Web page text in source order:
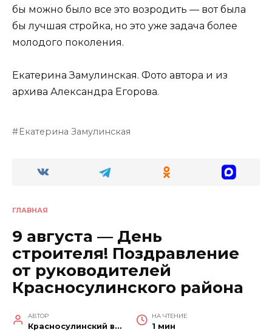
бы можно было все это возродить — вот была
бы лучшая стройка, но это уже задача более
молодого поколения.
Екатерина Замулинская. Фото автора и из
архива Александра Егорова.
Екатерина Замулинская
ГЛАВНАЯ
9 августа — День
строителя! Поздравление
от руководителей
Красносулинского района
АВТОР
Красносулинский вестник
НА ЧТЕНИЕ
1 мин